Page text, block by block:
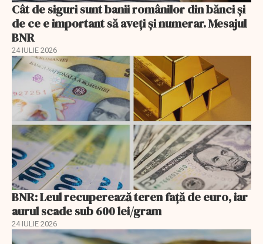
Cât de siguri sunt banii românilor din bănci şi
de ce e important să aveţi şi numerar. Mesajul
BNR
24 IULIE 2026
BNR: Leul recuperează teren faţă de euro, iar
aurul scade sub 600 lei/gram
24 IULIE 2026